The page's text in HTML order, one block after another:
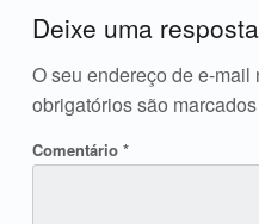
Deixe uma resposta
O seu endereço de e-
obrigatórios são
Comentário *